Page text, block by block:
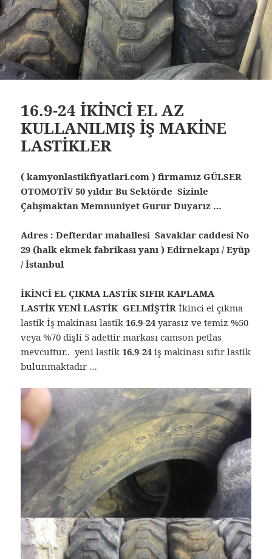
16.9-24 İKİNCİ EL AZ
KULLANILMIŞ İŞ MAKİNE
LASTİKLER
( kamyonlastikfiyatlari.com ) firmamız GÜLSER
OTOMOTİV 50 yıldır Bu Sektörde Sizinle
Çalışmaktan Memnuniyet Gurur Duyarız …
Adres : Defterdar mahallesi Savaklar caddesi No
29 (halk ekmek fabrikası yanı ) Edirnekapı / Eyüp
/ İstanbul
İKİNCİ EL ÇIKMA LASTİK SIFIR KAPLAMA
LASTİK YENİ LASTİK GELMİŞTİRİkinci el çıkma
lastik İş makinası lastik16.9-24 yarasız ve temiz %50
veya %70 dişli 5 adettir markası camson petlas
mevcuttur.. yeni lastik 16.9-24 iş makinası sıfır lastik
bulunmaktadır …